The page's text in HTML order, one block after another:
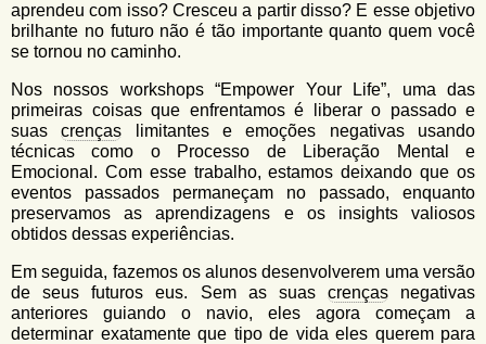
aprendeu com isso? Cresceu a partir disso? E esse objetivo
brilhante no futuro não é tão importante quanto quem você
se tornou no caminho.
Nos nossos workshops “Empower Your Life”, uma das
primeiras coisas que enfrentamos é liberar o passado e
suascrenças limitantes e emoções negativas usando
técnicas como o Processo de Liberação Mental e
Emocional. Com esse trabalho, estamos deixando que os
eventos passados permaneçam no passado, enquanto
preservamos as aprendizagens e os insights valiosos
obtidos dessas experiências.
Em seguida, fazemos os alunos desenvolverem uma versão
de seus futuros eus. Sem as suas crençasnegativas
anteriores guiando o navio, eles agora começam a
determinar exatamente que tipo de vida eles querem para